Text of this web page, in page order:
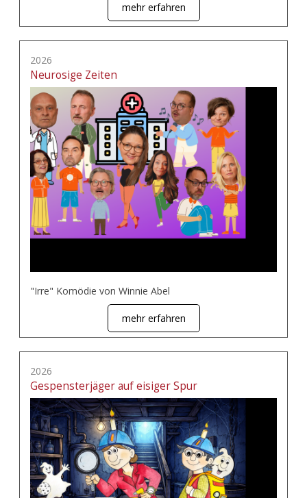
mehr erfahren
2026
Neurosige Zeiten
"Irre" Komödie von Winnie Abel
mehr erfahren
2026
Gespensterjäger auf eisiger Spur